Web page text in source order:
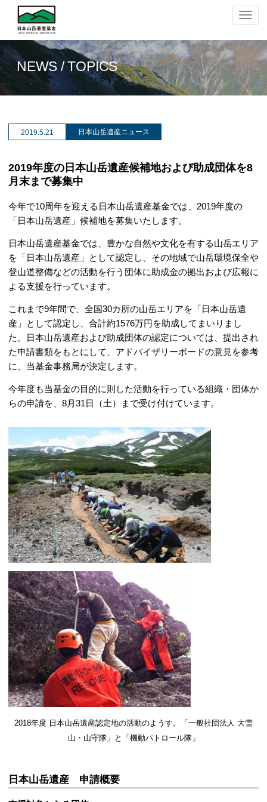
ナ
ビ
ー
シ
ョ
ン
の
NEWS / TOPICS
2019.5.21 日本山岳遺産ニュース
2019年度の日本山岳遺産候補地および助成団体を8
月末まで募集中
今年で10周年を迎える日本山岳遺産基金では、2019年度の
「日本山岳遺産」候補地を募集いたします。
日本山岳遺産基金では、豊かな自然や文化を有する山岳エリア
を「日本山岳遺産」として認定し、その地域で山岳環境保全や
登山道整備などの活動を行う団体に助成金の拠出および広報に
よる支援を行っています。
これまで9年間で、全国30カ所の山岳エリアを「日本山岳遺
産」として認定し、合計約1576万円を助成してまいりまし
た。日本山岳遺産および助成団体の認定については、提出され
た申請書類をもとにして、アドバイザリーボードの意見を参考
に、当基金事務局が決定します。
今年度も当基金の目的に則した活動を行っている組織・団体か
らの申請を、8月31日（土）まで受け付けています。
2018年度 日本山岳遺産認定地の活動のようす。「一般社団法人 大雪
山・山守隊」と「機動パトロール隊」
日本山岳遺産 申請概要